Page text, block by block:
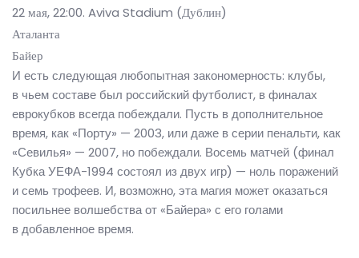
22 мая, 22:00. Aviva Stadium (Дублин)
Аталанта
Байер
И есть следующая любопытная закономерность: клубы,
в чьем составе был российский футболист, в финалах
еврокубков всегда побеждали. Пусть в дополнительное
время, как «Порту» — 2003, или даже в серии пенальти, как
«Севилья» — 2007, но побеждали. Восемь матчей (финал
Кубка УЕФА-1994 состоял из двух игр) — ноль поражений
и семь трофеев. И, возможно, эта магия может оказаться
посильнее волшебства от «Байера» с его голами
в добавленное время.